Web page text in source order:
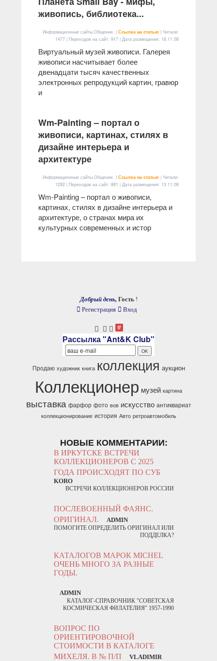
живопись, библиотека...
Информационные сайты.Общение. | Ссылка на статью | Читали:
1477 | Переходов на сайт: 917 | Дата размещения: 18.11.08
Виртуальный музей живописи. Галерея
живописи насчитывает более
двенадцати тысяч качественных
электронных репродукций картин, гравюр
и
Wm-Painting – портал о
живописи, картинах, стилях в
дизайне интерьера и
архитектуре
Информационные сайты.Общение. | Ссылка на статью | Читали:
1292 | Переходов на сайт: 881 | Дата размещения: 13.11.08
Wm-Painting – портал о живописи,
картинах, стилях в дизайне интерьера и
архитектуре, о странах мира их
культурных современных и истор
Добрый день, Гость !
Регистрация
Вход
Рассылка "Ant&K Club"
Продаю художник книга коллекция аукцион
Коллекционер музей картина
выставка фарфор фото вов искусство антиквариат
коллекционирование история Авто ретроавтомобиль
НОВЫЕ КОММЕНТАРИИ:
В ИРКУТСКЕ ВСТРЕЧИ
КОЛЛЕКЦИОНЕРОВ С 2025
ГОДА ПРОИСХОДЯТ ПО СУБ
KORO
ВСТРЕЧИ КОЛЛЕКЦИОНЕРОВ РОССИИ
ПОСЛЕВОЕННЫЙ ФАЯНС.
ОРИГИНАЛ.
ADMIN
ПОМОГИТЕ ОПРЕДЕЛИТЬ ОРИГИНАЛ ИЛИ
ПОДДЕЛКА?
КАТАЛОГОВ МАРОК MICHEL
ОЧЕНЬ МНОГО ЗА РАЗНЫЕ
ГОДЫ.
ADMIN
КАТАЛОГ-СПРАВОЧНИК "СОВЕТСКАЯ
КОСМИЧЕСКАЯ ФИЛАТЕЛИЯ" 1957-1990
ВОПРОС ПО
ОРИЕНТИРОВОЧНОЙ
СТОИМОСТИ В КАТАЛОГЕ
МИХЕЛЯ. В № П/П
VLADIMIR